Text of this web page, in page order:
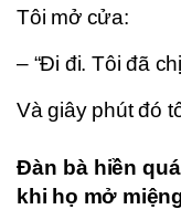
Tôi mở cửa:
– “Đi đi. Tôi đã
Và giây phút đó
Đàn bà hiền
khi họ mở